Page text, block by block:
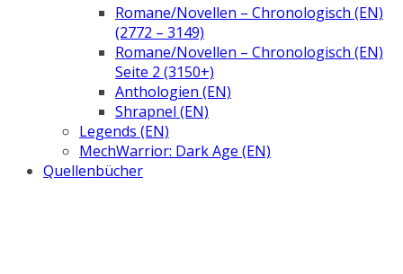
Romane/Novellen – Chronologisch (EN)
(2772 – 3149)
Romane/Novellen – Chronologisch (EN)
Seite 2 (3150+)
Anthologien (EN)
Shrapnel (EN)
Legends (EN)
MechWarrior: Dark Age (EN)
Quellenbücher